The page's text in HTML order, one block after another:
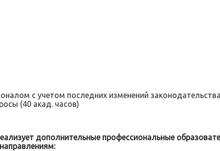
с учетом последних изменений
(40 акад. часов)
дополнительные профессиональные